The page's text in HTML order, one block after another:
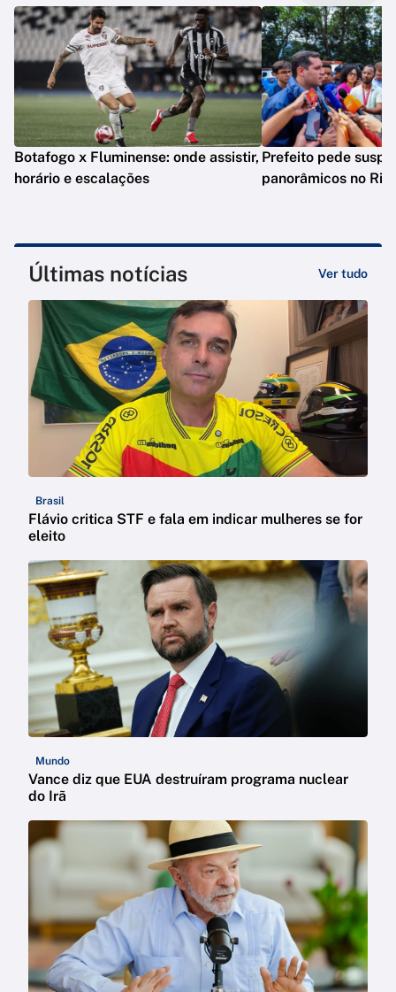
Botafogo x Fluminense: onde assistir,
horário e escalações
Prefeito pede
panorâmicos no Rio
Últimas notícias Ver tudo
Brasil
Flávio critica STF e fala em indicar mulheres se for
eleito
Mundo
Vance diz que EUA destruíram programa nuclear
do Irã